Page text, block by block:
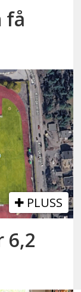
få
PLUSS
6,2